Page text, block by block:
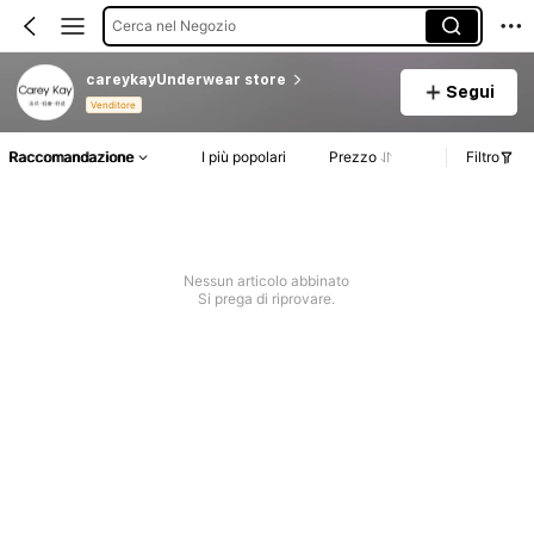
Cerca nel Negozio
careykayUnderwear store
Venditore
Segui
Raccomandazione I più popolari Prezzo Filtro
Nessun articolo abbinato
Si prega di riprovare.